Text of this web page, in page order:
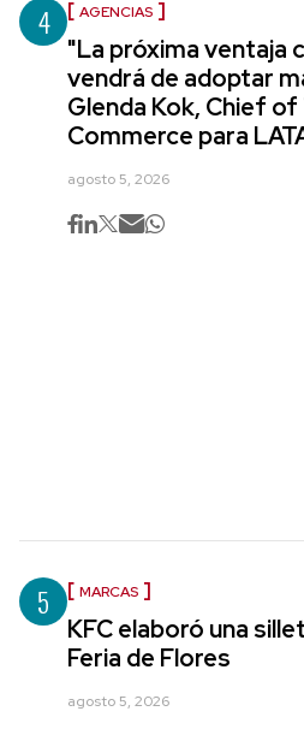
4 AGENCIAS
"La próxima ventaja
vendrá de adoptar
Glenda Kok, Chief
Commerce para
agosto 5, 2026
5 MARCAS
KFC elaboró una
Feria de Flores
agosto 5, 2026